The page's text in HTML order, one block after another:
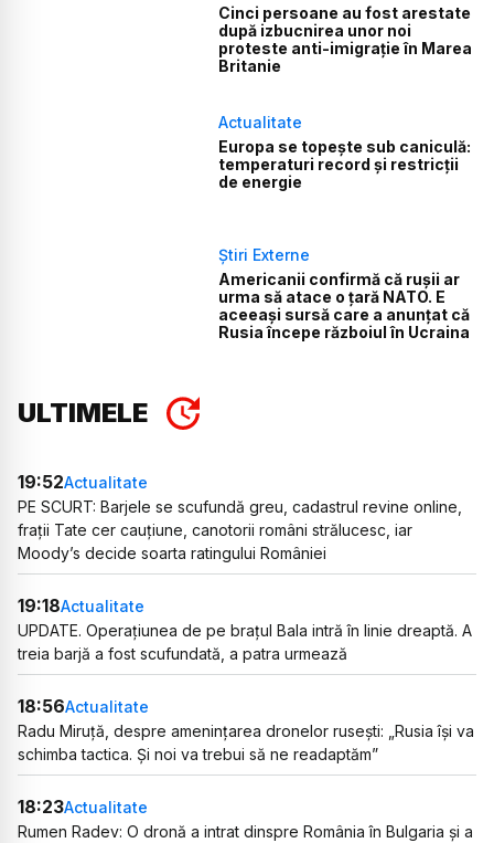
Cinci persoane au fost arestate
după izbucnirea unor noi
proteste anti-imigrație în Marea
Britanie
Actualitate
Europa se topește sub caniculă:
temperaturi record și restricții
de energie
Știri Externe
Americanii confirmă că rușii ar
urma să atace o țară NATO. E
aceeași sursă care a anunțat că
Rusia începe războiul în Ucraina
ULTIMELE
19:52Actualitate
PE SCURT: Barjele se scufundă greu, cadastrul revine online,
frații Tate cer cauțiune, canotorii români strălucesc, iar
Moody’s decide soarta ratingului României
19:18Actualitate
UPDATE. Operațiunea de pe brațul Bala intră în linie dreaptă. A
treia barjă a fost scufundată, a patra urmează
18:56Actualitate
Radu Miruță, despre amenințarea dronelor rusești: „Rusia își va
schimba tactica. Și noi va trebui să ne readaptăm”
18:23Actualitate
Rumen Radev: O dronă a intrat dinspre România în Bulgaria și a